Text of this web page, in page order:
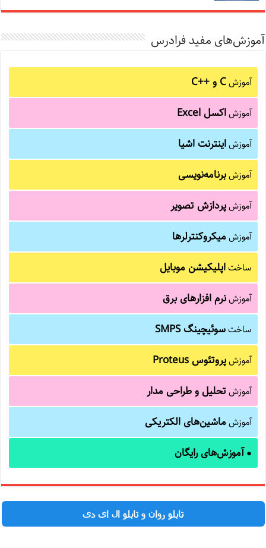
آموزش‌های مفید فرادرس
آموزشC و C++‎
آموزشاکسل Excel
آموزشاینترنت اشیا
آموزشبرنامه‌نویسی
آموزشپردازش تصویر
آموزشمیکروکنترلرها
ساختاپلیکیشن موبایل
آموزشنرم افزارهای برق
ساختسوئیچینگ SMPS
آموزشپروتئوس Proteus
آموزشتحلیل و طراحی مدار
آموزشماشین‌های الکتریکی
● آموزش‌های رایگان
تابلو روان و تابلو ال ای دی